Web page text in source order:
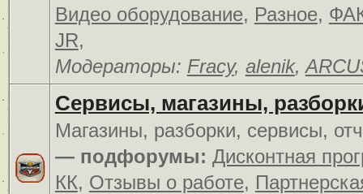
Видео оборудование, Разное,
JR,
Модераторы: Fracy, alenik,
Сервисы, магазины,
Магазины, разборки, сервисы,
— подфорумы: Дисконтная
КК, Отзывы о работе,